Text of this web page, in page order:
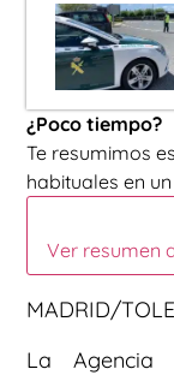
¿Poco tiempo?
Te resumimos
habituales en
Ver resumen
MADRID/
La Agencia